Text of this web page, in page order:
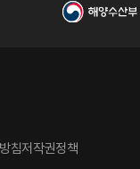
침저작권정책